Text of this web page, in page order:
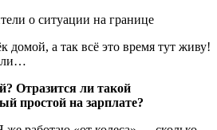
домой, а так всё это время тут живу!
Отразится ли такой
простой на зарплате?